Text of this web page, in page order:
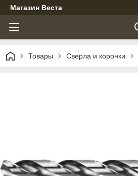
Магазин Веста
Товары Сверла и коронки